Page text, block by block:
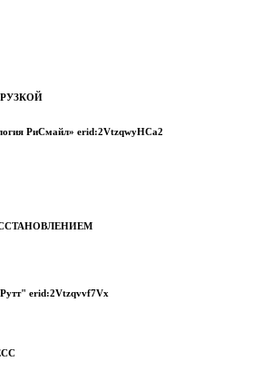
РиСмайл» erid:2VtzqwyHCa2
erid:2Vtzqvvf7Vx